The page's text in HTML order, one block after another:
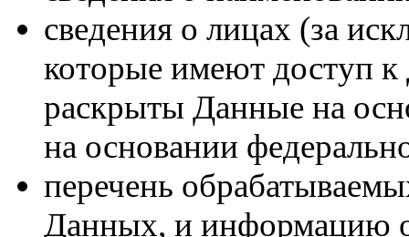
сведения о лицах (за
которые имеют доступ
раскрыты Данные на
на основании
перечень
Данных, и информацию